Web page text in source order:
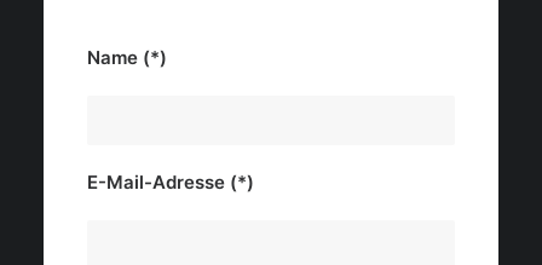
Name (*)
E-Mail-Adresse (*)